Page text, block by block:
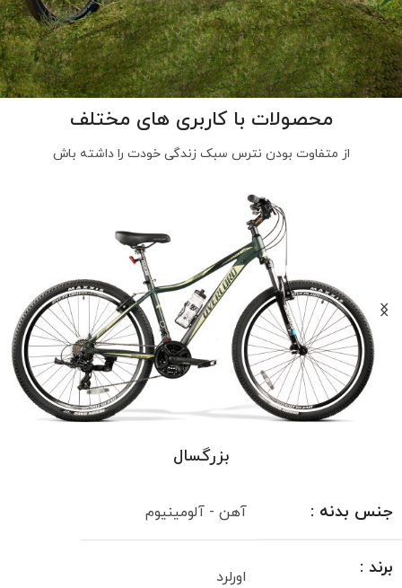
محصولات با کاربری های مختلف
از متفاوت بودن نترس سبک زندگی خودت را داشته باش
بزرگسال
جنس بدنه : آهن - آلومینیوم
برند : اورلرد